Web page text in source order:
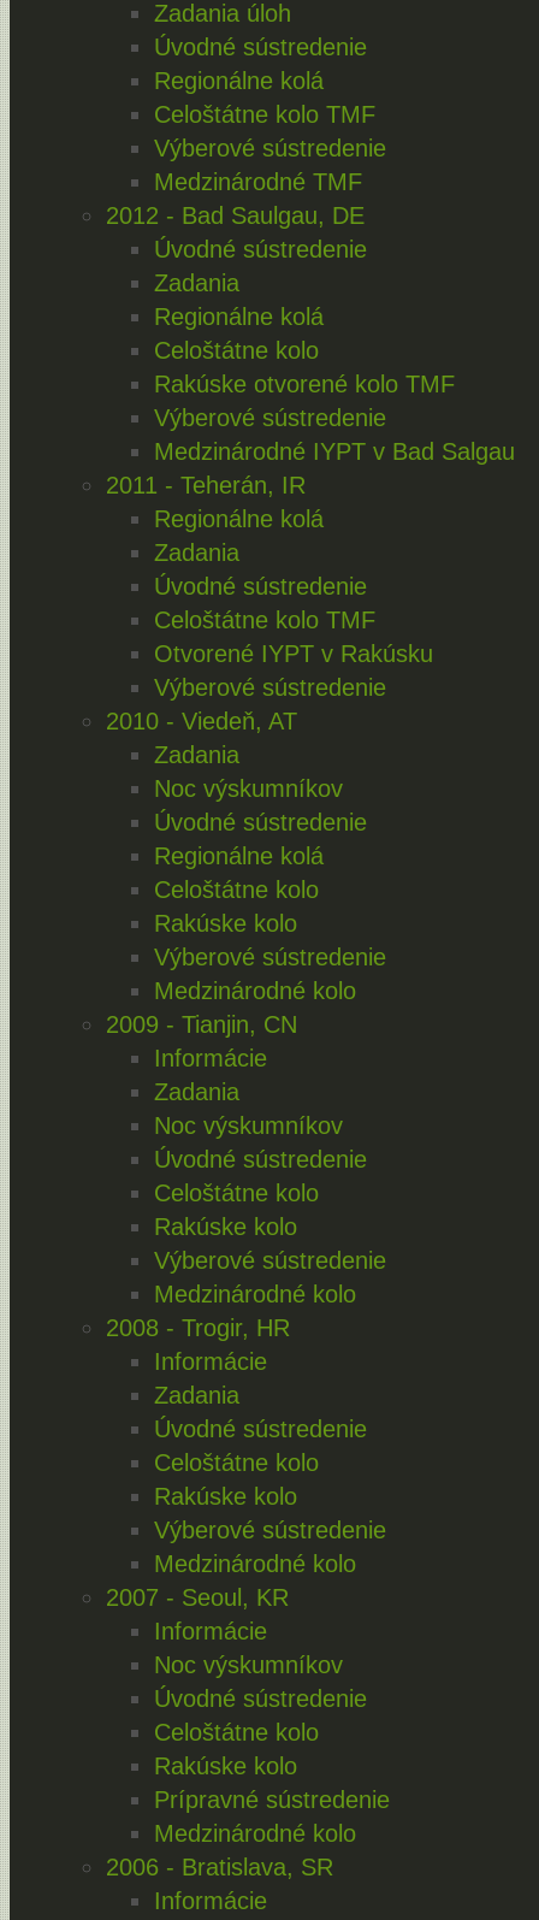
Zadania úloh
Úvodné sústredenie
Regionálne kolá
Celoštátne kolo TMF
Výberové sústredenie
Medzinárodné TMF
2012 - Bad Saulgau, DE
Úvodné sústredenie
Zadania
Regionálne kolá
Celoštátne kolo
Rakúske otvorené kolo TMF
Výberové sústredenie
Medzinárodné IYPT v Bad Salgau
2011 - Teherán, IR
Regionálne kolá
Zadania
Úvodné sústredenie
Celoštátne kolo TMF
Otvorené IYPT v Rakúsku
Výberové sústredenie
2010 - Viedeň, AT
Zadania
Noc výskumníkov
Úvodné sústredenie
Regionálne kolá
Celoštátne kolo
Rakúske kolo
Výberové sústredenie
Medzinárodné kolo
2009 - Tianjin, CN
Informácie
Zadania
Noc výskumníkov
Úvodné sústredenie
Celoštátne kolo
Rakúske kolo
Výberové sústredenie
Medzinárodné kolo
2008 - Trogir, HR
Informácie
Zadania
Úvodné sústredenie
Celoštátne kolo
Rakúske kolo
Výberové sústredenie
Medzinárodné kolo
2007 - Seoul, KR
Informácie
Noc výskumníkov
Úvodné sústredenie
Celoštátne kolo
Rakúske kolo
Prípravné sústredenie
Medzinárodné kolo
2006 - Bratislava, SR
Informácie